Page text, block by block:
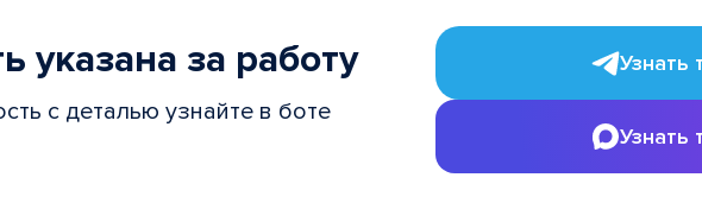
указана за работу
с деталью узнайте в боте
Узнать
Узнать